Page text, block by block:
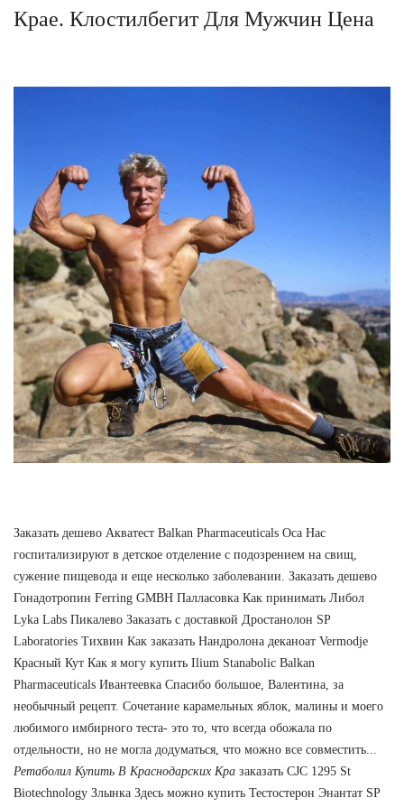
Крае. Клостилбегит Для Мужчин Цена
Заказать дешево Акватест Balkan Pharmaceuticals Оса Нас
госпитализируют в детское отделение с подозрением на свищ,
сужение пищевода и еще несколько заболевании. Заказать дешево
Гонадотропин Ferring GMBH Палласовка Как принимать Либол
Lyka Labs Пикалево Заказать с доставкой Дростанолон SP
Laboratories Тихвин Как заказать Нандролона деканоат Vermodje
Красный Кут Как я могу купить Ilium Stanabolic Balkan
Pharmaceuticals Ивантеевка Спасибо большое, Валентина, за
необычный рецепт. Сочетание карамельных яблок, малины и моего
любимого имбирного теста- это то, что всегда обожала по
отдельности, но не могла додуматься, что можно все совместить...
Ретаболил Купить В Краснодарских Кра заказать CJC 1295 St
Biotechnology Злынка Здесь можно купить Тестостерон Энантат SP